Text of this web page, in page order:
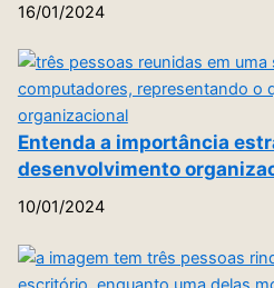
16/01/2024
Entenda a importância
desenvolvimento
10/01/2024